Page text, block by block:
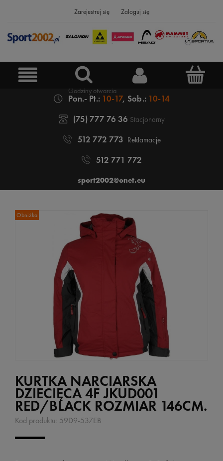
Zarejestruj się Zaloguj się
Pon.- Pt.: 10-17, Sob.: 10-14
(75) 777 76 36 Stacjonarny
512 772 773 Reklamacje
512 771 772
sport2002@onet.eu
Obniżka
KURTKA NARCIARSKA
DZIECIĘCA 4F JKUD001
RED/BLACK ROZMIAR 146CM.
Kod produktu: 59D9-537EB